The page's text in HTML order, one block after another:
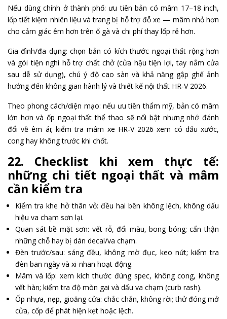
Nếu dùng chính ở thành phố: ưu tiên bản có mâm 17–18 inch,
lốp tiết kiệm nhiên liệu và trang bị hỗ trợ đỗ xe — mâm nhỏ hơn
cho cảm giác êm hơn trên ổ gà và chi phí thay lốp rẻ hơn.
Gia đình/đa dụng: chọn bản có kích thước ngoại thất rộng hơn
và gói tiện nghi hỗ trợ chất chở (cửa hậu tiện lợi, tay nắm cửa
sau dễ sử dụng), chú ý độ cao sàn và khả năng gập ghế ảnh
hưởng đến không gian hành lý và thiết kế nội thất HR‑V 2026.
Theo phong cách/diện mạo: nếu ưu tiên thẩm mỹ, bản có mâm
lớn hơn và ốp ngoại thất thể thao sẽ nổi bật nhưng nhớ đánh
đổi về êm ái; kiểm tra mâm xe HR‑V 2026 xem có dấu xước,
cong hay không trước khi chốt.
22. Checklist khi xem thực tế:
những chi tiết ngoại thất và mâm
cần kiểm tra
Kiểm tra khe hở thân vỏ: đều hai bên không lệch, không dấu
hiệu va chạm sơn lại.
Quan sát bề mặt sơn: vết rỗ, đổi màu, bong bóng; cẩn thận
những chỗ hay bị dán decal/va chạm.
Đèn trước/sau: sáng đều, không mờ đục, keo nứt; kiểm tra
đèn ban ngày và xi-nhan hoạt động.
Mâm và lốp: xem kích thước đúng spec, không cong, không
vết hàn; kiểm tra độ mòn gai và dấu va chạm (curb rash).
Ốp nhựa, nẹp, gioăng cửa: chắc chắn, không rời; thử đóng mở
cửa, cốp để phát hiện kẹt hoặc lệch.